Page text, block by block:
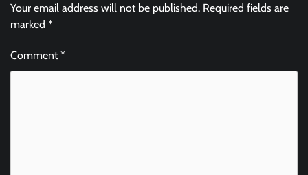
Your email address will not be published. Required fields are
marked *
Comment*